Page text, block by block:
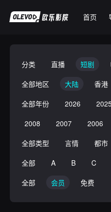
首页
分类 直播 短剧
全部地区
大陆 香港
全部年份
2026
2008
2007 2006
全部类型
言情 都市
全部
A B C
全部
会员 免费